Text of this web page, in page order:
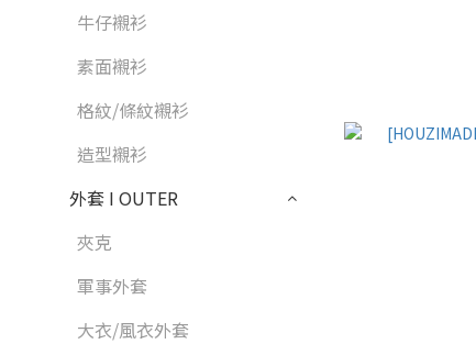
牛仔襯衫
素面襯衫
格紋/條紋襯衫
造型襯衫
外套 I OUTER
夾克
軍事外套
大衣/風衣外套